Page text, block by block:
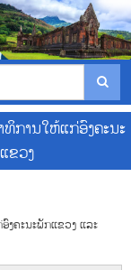
ທິການໃຫ້ແກ່ອົງຄະນະ
ຂວງ